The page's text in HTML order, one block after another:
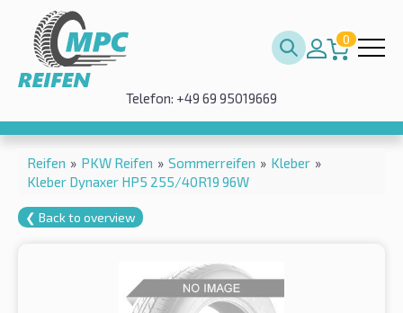
0
Telefon: +49 69 95019669
Reifen » PKW Reifen » Sommerreifen » Kleber »
Kleber Dynaxer HP5 255/40R19 96W
❮ Back to overview